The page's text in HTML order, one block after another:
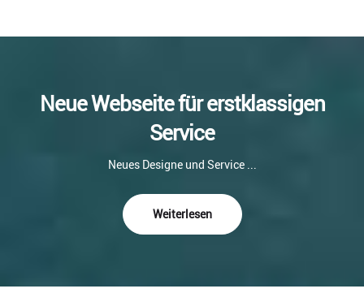
Neue Webseite für erstklassigen
Service
Neues Designe und Service ...
Weiterlesen